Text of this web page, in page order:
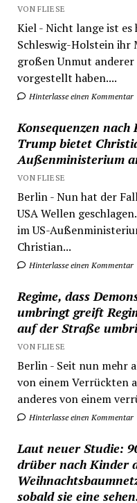
VON FLIESE
Kiel - Nicht lange ist es
Schleswig-Holstein ihr
großen Unmut
vorgestellt haben....
Hinterlasse einen Kommentar
Konsequenzen
Trump bietet
Außenministerium
VON FLIESE
Berlin - Nun hat der
USA Wellen
im US-
Christian...
Hinterlasse einen Kommentar
Regime, dass
umbringt greift
auf der Straße
VON FLIESE
Berlin - Seit nun mehr
von einem Verrückten
anderes von einem
Hinterlasse einen Kommentar
Laut neuer Studie:
drüber nach Kinder
sobald sie eine